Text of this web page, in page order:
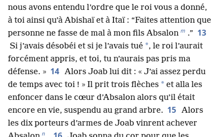
nous avons entendu l’ordre que le roi vous a donné,
à toi ainsi qu’à Abishaï et à Itaï : “Faites attention que
personne ne fasse de mal à mon fils Absalon m .” 13
Si j’avais désobéi et si je l’avais tué *, le roi l’aurait
forcément appris, et toi, tu n’aurais pas pris ma
défense. » 14 Alors Joab lui dit : « J’ai assez perdu
de temps avec toi ! » Il prit trois flèches * et alla les
enfoncer dans le cœur d’Absalon alors qu’il était
encore en vie, suspendu au grand arbre. 15 Alors
les dix porteurs d’armes de Joab vinrent achever
n